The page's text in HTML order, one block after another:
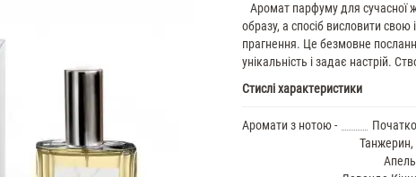
Аромат парфуму для сучасної
образу, а спосіб висловити свою
прагнення. Це безмовне
унікальність і задає настрій.
Стислі характеристики
Аромати з нотою -